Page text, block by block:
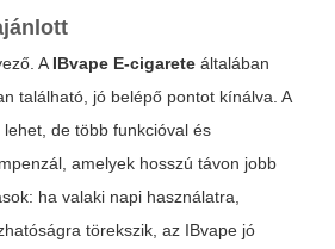
AIBvape E-cigarete általában
található, jó belépő pontot kínálva. A
de több funkcióval és
amelyek hosszú távon jobb
ha valaki napi használatra,
törekszik, az IBvape jó